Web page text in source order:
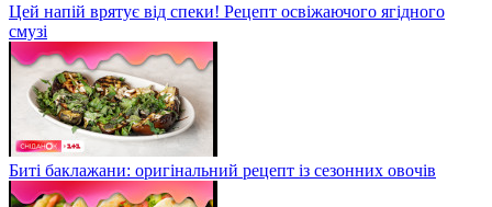
Цей напій врятує від спеки! Рецепт освіжаючого ягідного
смузі
Биті баклажани: оригінальний рецепт із сезонних овочів